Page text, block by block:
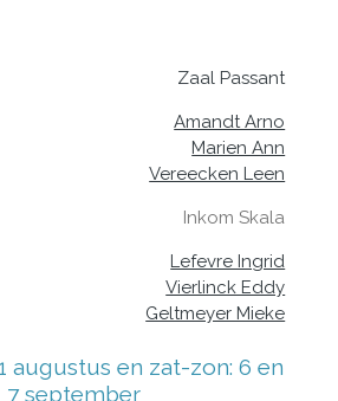
Zaal Passant
Amandt Arno
Marien Ann
Vereecken Leen
Inkom Skala
Lefevre Ingrid
Vierlinck Eddy
Geltmeyer Mieke
augustus en zat-zon: 6 en
7 september